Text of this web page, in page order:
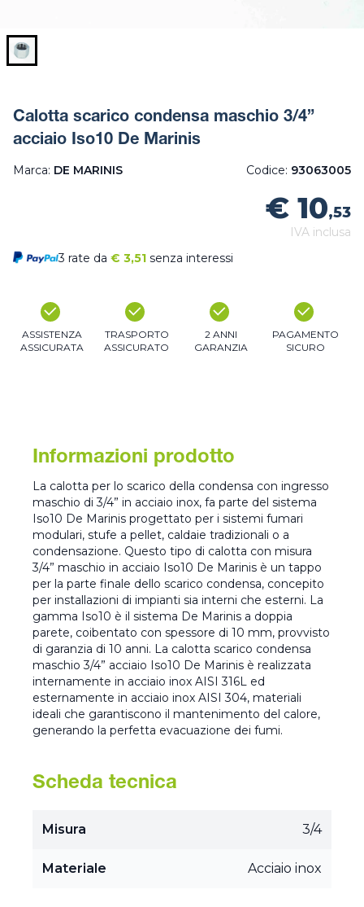
Calotta scarico condensa maschio 3/4”
acciaio Iso10 De Marinis
Marca: DE MARINIS Codice: 93063005
€ 10,53
IVA inclusa
3 rate da € 3,51 senza interessi
ASSISTENZA
ASSICURATA
TRASPORTO
ASSICURATO
2 ANNI
GARANZIA
PAGAMENTO
SICURO
Informazioni prodotto
La calotta per lo scarico della condensa con ingresso
maschio di 3/4” in acciaio inox, fa parte del sistema
Iso10 De Marinis progettato per i sistemi fumari
modulari, stufe a pellet, caldaie tradizionali o a
condensazione. Questo tipo di calotta con misura
3/4” maschio in acciaio Iso10 De Marinis è un tappo
per la parte finale dello scarico condensa, concepito
per installazioni di impianti sia interni che esterni. La
gamma Iso10 è il sistema De Marinis a doppia
parete, coibentato con spessore di 10 mm, provvisto
di garanzia di 10 anni. La calotta scarico condensa
maschio 3/4” acciaio Iso10 De Marinis è realizzata
internamente in acciaio inox AISI 316L ed
esternamente in acciaio inox AISI 304, materiali
ideali che garantiscono il mantenimento del calore,
generando la perfetta evacuazione dei fumi.
Scheda tecnica
Misura 3/4
Materiale Acciaio inox